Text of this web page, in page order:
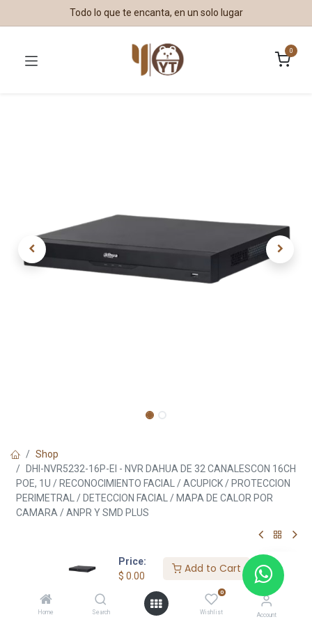
Price:
$ 0.00
Add to Cart
Home Search
0
Wishlist Account
Todo lo que te encanta, en un solo lugar
0
Shop
DHI-NVR5232-16P-EI - NVR DAHUA DE 32 CANALESCON 16CH
POE, 1U / RECONOCIMIENTO FACIAL / ACUPICK / PROTECCION
PERIMETRAL / DETECCION FACIAL / MAPA DE CALOR POR
CAMARA / ANPR Y SMD PLUS
DHI-NVR5232-16P-EI - NVR DAHUA
DE 32 CANALESCON 16CH POE, 1U /
RECONOCIMIENTO FACIAL /